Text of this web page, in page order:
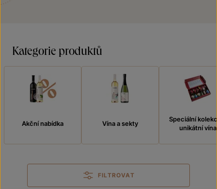
Kategorie produktů
Akční nabídka Vína a sekty
Speciální
unikátní vína
FILTROVAT